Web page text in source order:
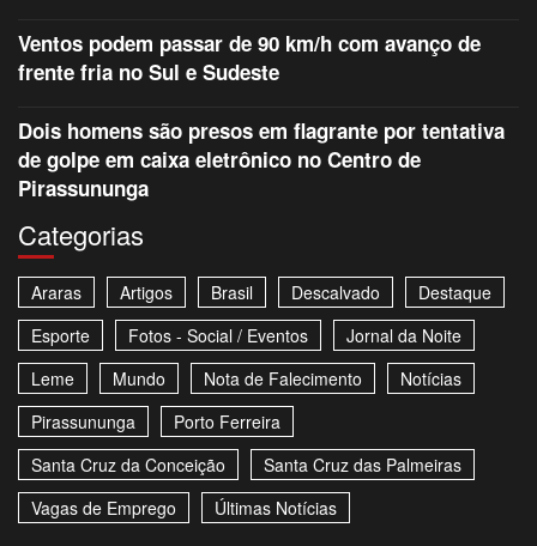
Ventos podem passar de 90 km/h com avanço de
frente fria no Sul e Sudeste
Dois homens são presos em flagrante por tentativa
de golpe em caixa eletrônico no Centro de
Pirassununga
Categorias
Araras Artigos Brasil Descalvado
Destaque
Esporte
Fotos - Social / Eventos
Jornal da Noite
Leme
Mundo Nota de Falecimento
Notícias
Pirassununga
Porto Ferreira
Santa Cruz da Conceição
Santa Cruz das Palmeiras
Vagas de Emprego
Últimas Notícias